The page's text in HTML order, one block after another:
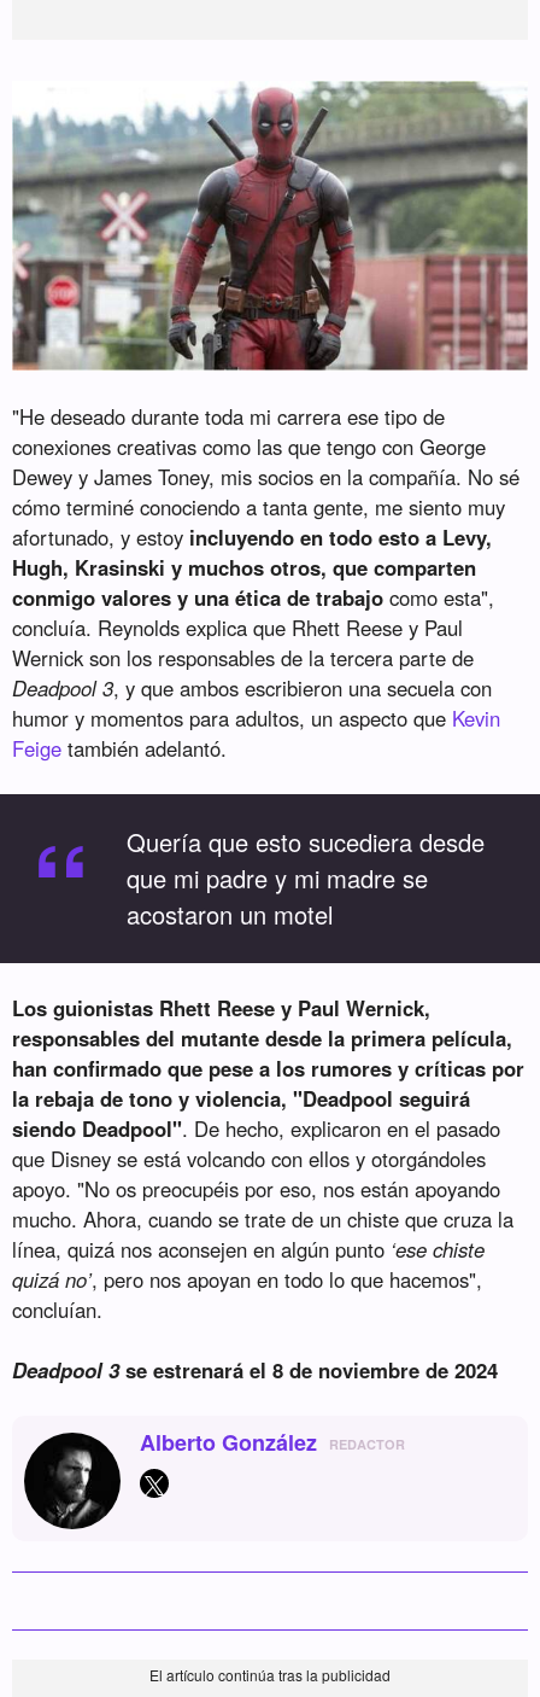
"He deseado durante toda mi carrera ese tipo de
conexiones creativas como las que tengo con George
Dewey y James Toney, mis socios en la compañía. No sé
cómo terminé conociendo a tanta gente, me siento muy
afortunado, y estoy incluyendo en todo esto a Levy,
Hugh, Krasinski y muchos otros, que comparten
conmigo valores y una ética de trabajo como esta",
concluía. Reynolds explica que Rhett Reese y Paul
Wernick son los responsables de la tercera parte de
Deadpool 3, y que ambos escribieron una secuela con
humor y momentos para adultos, un aspecto que Kevin
Feige también adelantó.
“
Quería que esto sucediera desde
que mi padre y mi madre se
acostaron un motel
Los guionistas Rhett Reese y Paul Wernick,
responsables del mutante desde la primera película,
han confirmado que pese a los rumores y críticas por
la rebaja de tono y violencia, "Deadpool seguirá
siendo Deadpool". De hecho, explicaron en el pasado
que Disney se está volcando con ellos y otorgándoles
apoyo. "No os preocupéis por eso, nos están apoyando
mucho. Ahora, cuando se trate de un chiste que cruza la
línea, quizá nos aconsejen en algún punto ‘ese chiste
quizá no’, pero nos apoyan en todo lo que hacemos",
concluían.
Deadpool 3se estrenará el 8 de noviembre de 2024
Alberto González REDACTOR